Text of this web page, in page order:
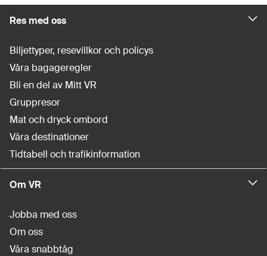
Res med oss
Biljettyper, resevillkor och policys
Våra bagageregler
Bli en del av Mitt VR
Gruppresor
Mat och dryck ombord
Våra destinationer
Tidtabell och trafikinformation
Om VR
Jobba med oss
Om oss
Våra snabbtåg